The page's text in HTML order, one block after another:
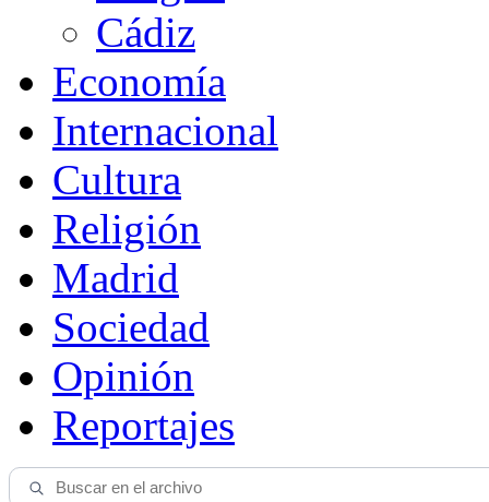
Cádiz
Economía
Internacional
Cultura
Religión
Madrid
Sociedad
Opinión
Reportajes